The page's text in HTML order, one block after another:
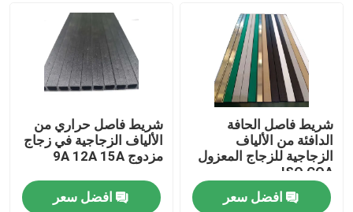
شريط فاصل الحافة
الدافئة من الألياف
الزجاجية للزجاج المعزول
ISO COA
افضل سعر
شريط فاصل حراري من
الألياف الزجاجية في زجاج
مزدوج 9A 12A 15A
افضل سعر